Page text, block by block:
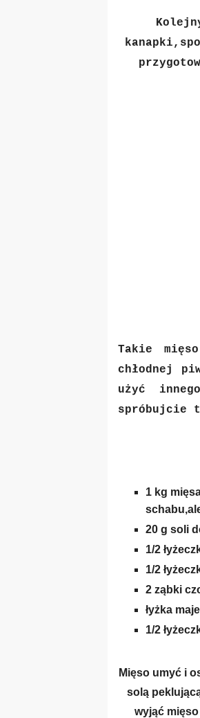
Takie
chłodnej
użyć
spróbujcie
1 kg
20 g soli
1/2
1/2
2 ząbki
łyżka
1/2
Mięso umyć i
solą
wyjąć